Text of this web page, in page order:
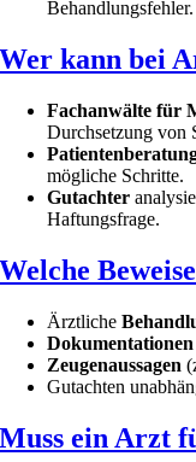
Behandlungsfehler.
Wer kann bei
Fachanwälte für
Durchsetzung von
mögliche Schritte.
Gutachter
Haftungsfrage.
Welche
Ärztliche
Zeugenaussagen
Gutachten
Muss ein Arzt